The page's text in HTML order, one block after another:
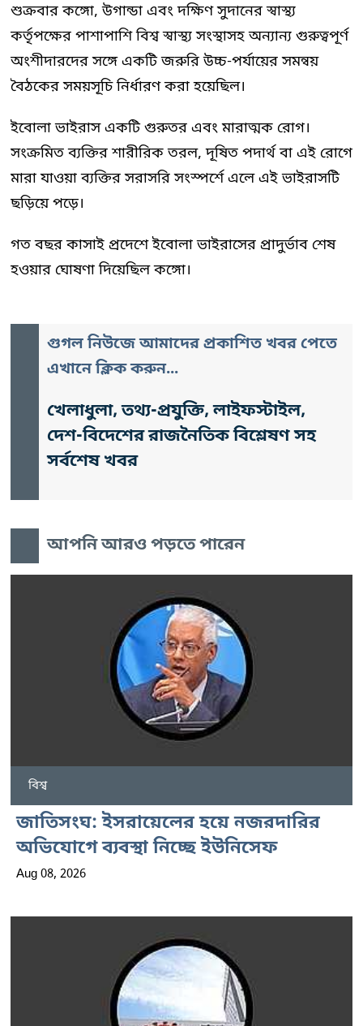
শুক্রবার কঙ্গো, উগান্ডা এবং দক্ষিণ সুদানের স্বাস্থ্য
কর্তৃপক্ষের পাশাপাশি বিশ্ব স্বাস্থ্য সংস্থাসহ অন্যান্য গুরুত্বপূর্ণ
অংশীদারদের সঙ্গে একটি জরুরি উচ্চ-পর্যায়ের সমন্বয়
বৈঠকের সময়সূচি নির্ধারণ করা হয়েছিল।
ইবোলা ভাইরাস একটি গুরুতর এবং মারাত্মক রোগ।
সংক্রমিত ব্যক্তির শারীরিক তরল, দূষিত পদার্থ বা এই রোগে
মারা যাওয়া ব্যক্তির সরাসরি সংস্পর্শে এলে এই ভাইরাসটি
ছড়িয়ে পড়ে।
গত বছর কাসাই প্রদেশে ইবোলা ভাইরাসের প্রাদুর্ভাব শেষ
হওয়ার ঘোষণা দিয়েছিল কঙ্গো।
গুগল নিউজে আমাদের প্রকাশিত খবর পেতে
এখানে ক্লিক করুন...
খেলাধুলা, তথ্য-প্রযুক্তি, লাইফস্টাইল,
দেশ-বিদেশের রাজনৈতিক বিশ্লেষণ সহ
সর্বশেষ খবর
আপনি আরও পড়তে পারেন
বিশ্ব
জাতিসংঘ: ইসরায়েলের হয়ে নজরদারির
অভিযোগে ব্যবস্থা নিচ্ছে ইউনিসেফ
Aug 08, 2026